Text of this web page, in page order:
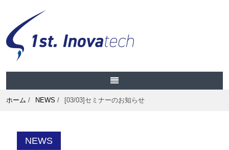
ホーム / NEWS / [03/03]セミナーのお知らせ
NEWS